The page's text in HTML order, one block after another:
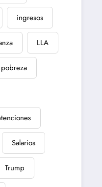
ingresos
LLA
pobreza
Salarios
Trump